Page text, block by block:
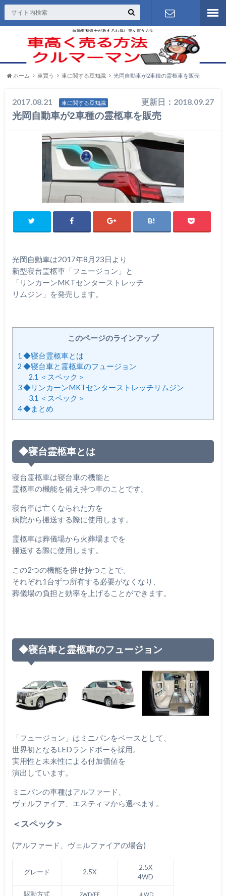
自動車整備士が教えるお得に車を買う方法
お問い合わ
せ
ホーム 車買う 車に関する豆知識 光岡自動車が2車種の霊柩車を販売
2017.08.21 車に関する豆知識 更新日：2018.09.27
光岡自動車が2車種の霊柩車を販売
光岡自動車は2017年8月23日より
新型寝台霊柩車「フュージョン」と
「リンカーンMKTセンターストレッチ
リムジン」を発売します。
このページのラインアップ
1◆寝台霊柩車とは
2 ◆寝台車と霊柩車のフュージョン
2.1＜スペック＞
3◆リンカーンMKTセンターストレッチリムジン
3.1＜スペック＞
4◆まとめ
◆寝台霊柩車とは
寝台霊柩車は寝台車の機能と
霊柩車の機能を備え持つ車のことです。
寝台車は亡くなられた方を
病院から搬送する際に使用します。
霊柩車は葬儀場から火葬場までを
搬送する際に使用します。
この2つの機能を併せ持つことで、
それぞれ1台ずつ所有する必要がなくなり、
葬儀場の負担と効率を上げることができます。
◆寝台車と霊柩車のフュージョン
「フュージョン」はミニバンをベースとして、
世界初となるLEDランドボーを採用。
実用性と未来性による付加価値を
演出しています。
ミニバンの車種はアルファード、
ヴェルファイア、エスティマから選べます。
＜スペック＞
(アルファード、ヴェルファイアの場合)
グレード 2.5X
2.5X
4WD
駆動方式 2WD/FF ４WD